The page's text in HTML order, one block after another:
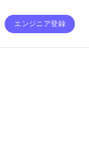
エンジニア登録